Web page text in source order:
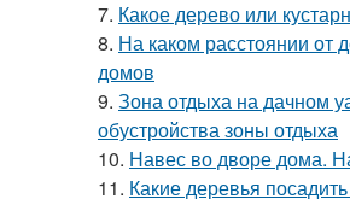
7. Какое дерево или
8. На каком расстоянии от
домов
9. Зона отдыха на дачном
обустройства зоны отдыха
10. Навес во дворе дома.
11. Какие деревья